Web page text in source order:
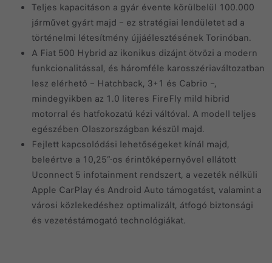
Teljes kapacitáson a gyár évente körülbelül 100.000
járművet gyárt majd – ez stratégiai lendületet ad a
történelmi létesítmény újjáélesztésének Torinóban.
A Fiat 500 Hybrid az ikonikus dizájnt ötvözi a modern
funkcionalitással, és háromféle karosszériaváltozatban
lesz elérhető – Hatchback, 3+1 és Cabrio –,
mindegyikben az 1.0 literes FireFly mild hibrid
motorral és hatfokozatú kézi váltóval. A modell teljes
egészében Olaszországban készül majd.
Fejlett kapcsolódási lehetőségeket kínál majd,
beleértve a 10,25”-os érintőképernyővel ellátott
Uconnect 5 infotainment rendszert, a vezeték nélküli
Apple CarPlay és Android Auto támogatást, valamint a
városi közlekedéshez optimalizált, átfogó biztonsági
és vezetéstámogató technológiákat.